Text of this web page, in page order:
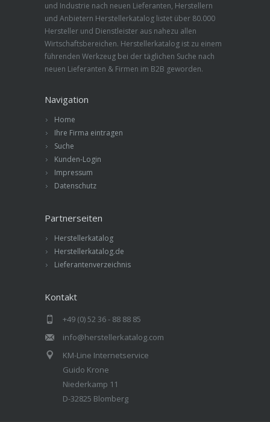
und Industrie nach neuen Lieferanten, Herstellern
und Anbietern Herstellerkatalog listet über 80.000
Hersteller und Dienstleister aus nahezu allen
Wirtschaftsbereichen. Herstellerkatalog ist zu einem
führenden Werkzeug bei der täglichen Suche nach
neuen Lieferanten & Firmen im B2B geworden.
Navigation
Home
Ihre Firma eintragen
Suche
Kunden-Login
Impressum
Datenschutz
Partnerseiten
Herstellerkatalog
Herstellerkatalog.de
Lieferantenverzeichnis
Kontakt
+49 (0) 52 36 - 88 88 85
info@herstellerkatalog.com
KM-Line Internetservice
Guido Krone
Niederkamp 11
D-32825 Blomberg